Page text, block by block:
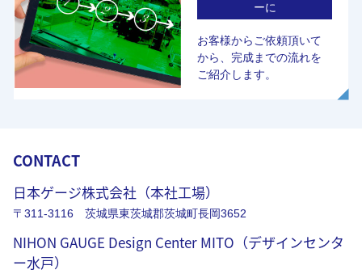
ーに
お客様からご依頼頂いて
から、完成までの流れを
ご紹介します。
CONTACT
日本ゲージ株式会社（本社工場）
〒311-3116 茨城県東茨城郡茨城町長岡3652
NIHON GAUGE Design Center MITO（デザインセンタ
ー水戸）